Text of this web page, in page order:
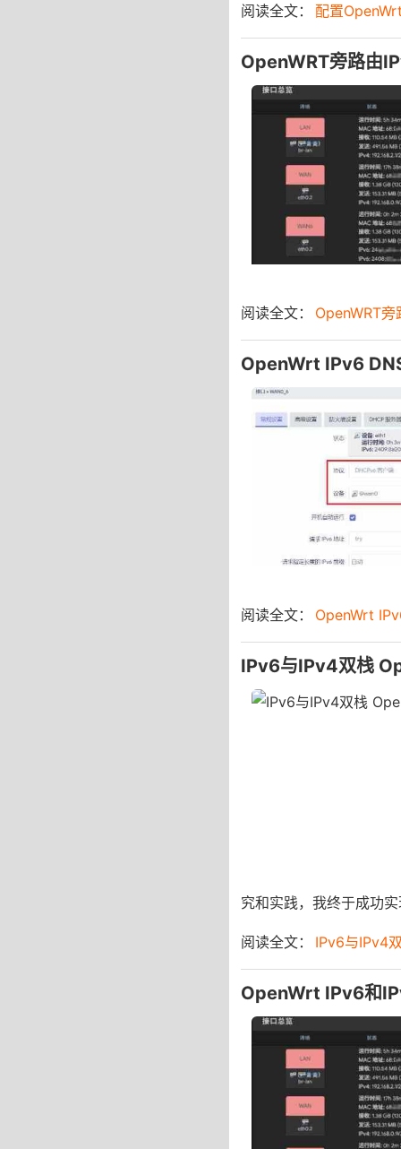
阅读全文： 配置
OpenWRT旁路由
阅读全文： OpenWRT
OpenWrt IPv6
阅读全文： OpenWrt
IPv6与IPv4双栈
究和实践，我终于成功
阅读全文： IPv6与IPv4
OpenWrt IPv6和